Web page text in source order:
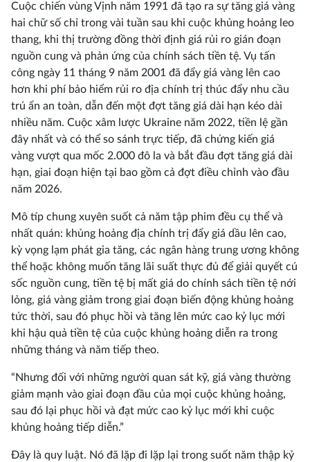
Cuộc chiến vùng Vịnh năm 1991 đã tạo ra sự tăng giá vàng
hai chữ số chỉ trong vài tuần sau khi cuộc khủng hoảng leo
thang, khi thị trường đồng thời định giá rủi ro gián đoạn
nguồn cung và phản ứng của chính sách tiền tệ. Vụ tấn
công ngày 11 tháng 9 năm 2001 đã đẩy giá vàng lên cao
hơn khi phí bảo hiểm rủi ro địa chính trị thúc đẩy nhu cầu
trú ẩn an toàn, dẫn đến một đợt tăng giá dài hạn kéo dài
nhiều năm. Cuộc xâm lược Ukraine năm 2022, tiền lệ gần
đây nhất và có thể so sánh trực tiếp, đã chứng kiến ​​giá
vàng vượt qua mốc 2.000 đô la và bắt đầu đợt tăng giá dài
hạn, giai đoạn hiện tại bao gồm cả đợt điều chỉnh vào đầu
năm 2026.
Mô típ chung xuyên suốt cả năm tập phim đều cụ thể và
nhất quán: khủng hoảng địa chính trị đẩy giá dầu lên cao,
kỳ vọng lạm phát gia tăng, các ngân hàng trung ương không
thể hoặc không muốn tăng lãi suất thực đủ để giải quyết cú
sốc nguồn cung, tiền tệ bị mất giá do chính sách tiền tệ nới
lỏng, giá vàng giảm trong giai đoạn biến động khủng hoảng
tức thời, sau đó phục hồi và tăng lên mức cao kỷ lục mới
khi hậu quả tiền tệ của cuộc khủng hoảng diễn ra trong
những tháng và năm tiếp theo.
“Nhưng đối với những người quan sát kỹ, giá vàng thường
giảm mạnh vào giai đoạn đầu của mọi cuộc khủng hoảng,
sau đó lại phục hồi và đạt mức cao kỷ lục mới khi cuộc
khủng hoảng tiếp diễn.”
Đây là quy luật. Nó đã lặp đi lặp lại trong suốt năm thập kỷ